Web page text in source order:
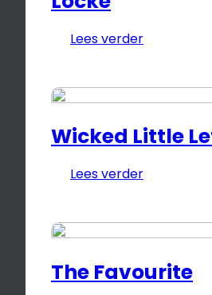
Lees verder
Wicked Little
Lees verder
The Favourite